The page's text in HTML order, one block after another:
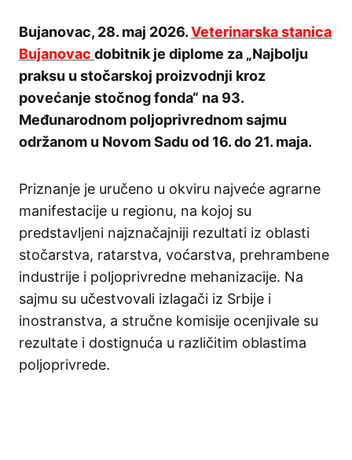
Bujanovac, 28. maj 2026.Veterinarska stanica
Bujanovac dobitnik je diplome za „Najbolju
praksu u stočarskoj proizvodnji kroz
povećanje stočnog fonda“ na 93.
Međunarodnom poljoprivrednom sajmu
održanom u Novom Sadu od 16. do 21. maja.
Priznanje je uručeno u okviru najveće agrarne
manifestacije u regionu, na kojoj su
predstavljeni najznačajniji rezultati iz oblasti
stočarstva, ratarstva, voćarstva, prehrambene
industrije i poljoprivredne mehanizacije. Na
sajmu su učestvovali izlagači iz Srbije i
inostranstva, a stručne komisije ocenjivale su
rezultate i dostignuća u različitim oblastima
poljoprivrede.